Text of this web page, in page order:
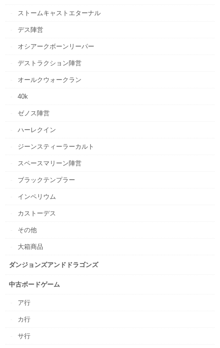
ストームキャストエターナル
デス陣営
オシアークボーンリーパー
デストラクション陣営
オールクウォークラン
40k
ゼノス陣営
ハーレクイン
ジーンスティーラーカルト
スペースマリーン陣営
ブラックテンプラー
インペリウム
カストーデス
その他
大箱商品
ダンジョンズアンドドラゴンズ
中古ボードゲーム
ア行
カ行
サ行